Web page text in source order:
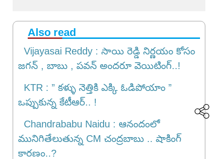
Also read
Vijayasai Reddy : సాయి రెడ్డి నిర్ణయం కోసం
జగన్ , బాబు , పవన్ అందరూ వెయిటింగ్..!
KTR : ” కళ్ళు నెత్తికి ఎక్కి ఓడిపోయాం ”
ఒప్పుకున్న కేటీఆర్.. !
Chandrababu Naidu : ఆనందంలో
మునిగితేలుతున్న CM చంద్రబాబు .. షాకింగ్
కారణం..?